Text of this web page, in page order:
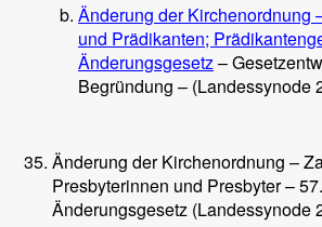
Änderung der Kirchenordnung
und Prädikanten;
Änderungsgesetz–
Begründung – (Landessynode
Änderung der Kirchenordnung –
Presbyterinnen und Presbyter –
Änderungsgesetz (Landessynode